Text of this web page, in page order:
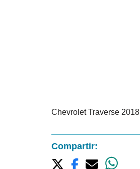
Chevrolet Traverse
Compartir: